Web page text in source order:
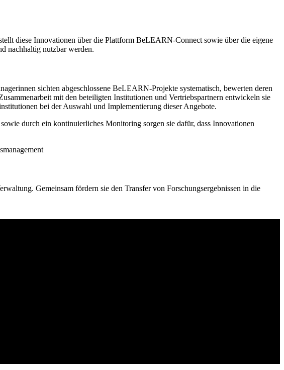
diese Innovationen über die Plattform BeLEARN-Connect sowie über die eigene
nachhaltig nutzbar werden.
sichten abgeschlossene BeLEARN-Projekte systematisch, bewerten deren
mit den beteiligten Institutionen und Vertriebspartnern entwickeln sie
bei der Auswahl und Implementierung dieser Angebote.
durch ein kontinuierliches Monitoring sorgen sie dafür, dass Innovationen
Gemeinsam fördern sie den Transfer von Forschungsergebnissen in die